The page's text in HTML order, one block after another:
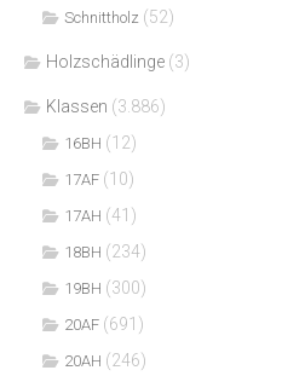
Schnittholz (52)
Holzschädlinge (3)
Klassen (3.886)
16BH (12)
17AF (10)
17AH (41)
18BH (234)
19BH (300)
20AF (691)
20AH (246)